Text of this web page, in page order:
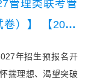
管理类联考管
）】
【2027
卷（零基础摸
年招生预报名开
揣理想、渴望突破